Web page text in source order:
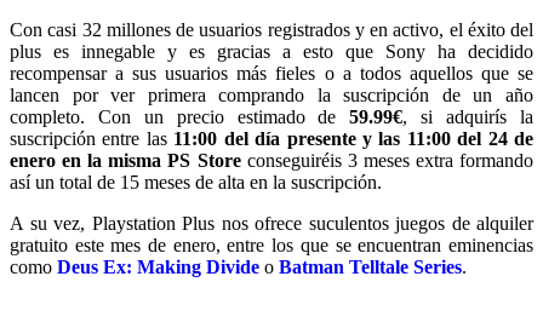
Con casi 32 millones de usuarios registrados y en activo, el éxito del
plus es innegable y es gracias a esto que Sony ha decidido
recompensar a sus usuarios más fieles o a todos aquellos que se
lancen por ver primera comprando la suscripción de un año
completo. Con un precio estimado de59.99€, si adquirís la
suscripción entre las 11:00 del día presente y las 11:00 del 24 de
enero en la misma PS Storeconseguiréis 3 meses extra formando
así un total de 15 meses de alta en la suscripción.
A su vez, Playstation Plus nos ofrece suculentos juegos de alquiler
gratuito este mes de enero, entre los que se encuentran eminencias
como Deus Ex: Making Divide o Batman Telltale Series.